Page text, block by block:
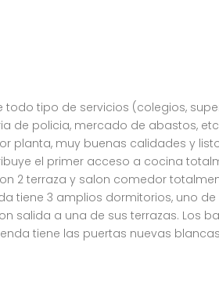
tipo de servicios (colegios,
policia, mercado de abastos,
planta, muy buenas calidades y
el primer acceso a cocina
2 terraza y salon comedor
tiene 3 amplios dormitorios, uno
salida a una de sus terrazas. Los
tiene las puertas nuevas